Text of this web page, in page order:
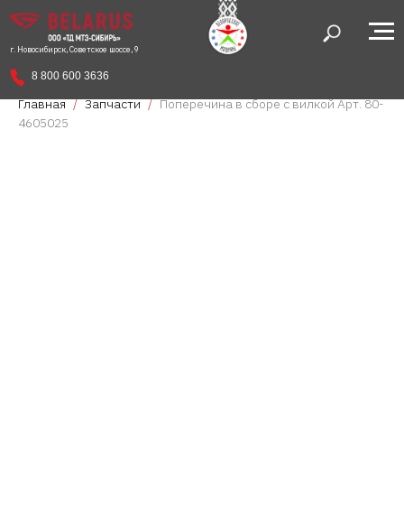
г. Новосибирск, Советское шоссе, 9
8 800 600 3636
Главная Запчасти
Поперечина в сборе с вилкой Арт. 80-
4605025